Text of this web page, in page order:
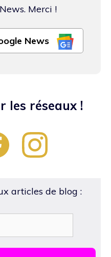
Merci !
News
les réseaux !
articles de blog :